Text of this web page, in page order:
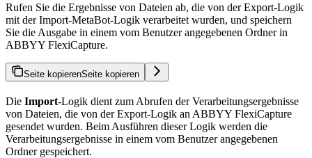
Rufen Sie die Ergebnisse von Dateien ab, die von der Export-Logik
mit der Import-MetaBot-Logik verarbeitet wurden, und speichern
Sie die Ausgabe in einem vom Benutzer angegebenen Ordner in
ABBYY FlexiCapture.
Seite kopierenSeite kopieren
Die Import-Logik dient zum Abrufen der Verarbeitungsergebnisse
von Dateien, die von der Export-Logik an ABBYY FlexiCapture
gesendet wurden. Beim Ausführen dieser Logik werden die
Verarbeitungsergebnisse in einem vom Benutzer angegebenen
Ordner gespeichert.